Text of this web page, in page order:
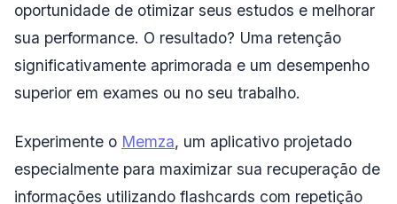
oportunidade de otimizar seus estudos e melhorar
sua performance. O resultado? Uma retenção
significativamente aprimorada e um desempenho
superior em exames ou no seu trabalho.
Experimente o Memza, um aplicativo projetado
especialmente para maximizar sua recuperação de
informações utilizando flashcards com repetição